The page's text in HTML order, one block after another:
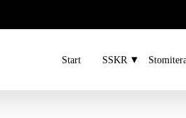
Start SSKR